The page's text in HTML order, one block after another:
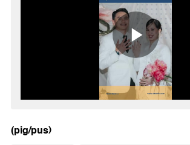
(pig/pus)